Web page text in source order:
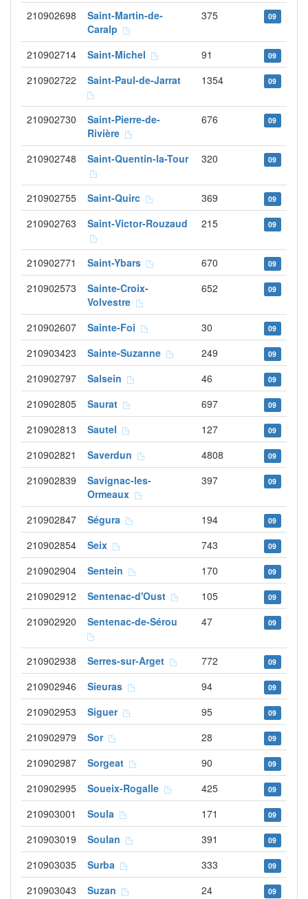
210902698
Saint-Martin-de-
Caralp
375 09
210902714 Saint-Michel 91 09
210902722 Saint-Paul-de-Jarrat 1354 09
210902730
Saint-Pierre-de-
Rivière
676 09
210902748 Saint-Quentin-la-Tour 320 09
210902755 Saint-Quirc 369 09
210902763 Saint-Victor-Rouzaud 215 09
210902771 Saint-Ybars 670 09
210902573
Sainte-Croix-
Volvestre
652 09
210902607 Sainte-Foi 30 09
210903423 Sainte-Suzanne 249 09
210902797 Salsein 46 09
210902805 Saurat 697 09
210902813 Sautel 127 09
210902821 Saverdun 4808 09
210902839
Savignac-les-
Ormeaux
397 09
210902847 Ségura 194 09
210902854 Seix 743 09
210902904 Sentein 170 09
210902912 Sentenac-d'Oust 105 09
210902920 Sentenac-de-Sérou 47 09
210902938 Serres-sur-Arget 772 09
210902946 Sieuras 94 09
210902953 Siguer 95 09
210902979 Sor 28 09
210902987 Sorgeat 90 09
210902995 Soueix-Rogalle 425 09
210903001 Soula 171 09
210903019 Soulan 391 09
210903035 Surba 333 09
210903043 Suzan 24 09